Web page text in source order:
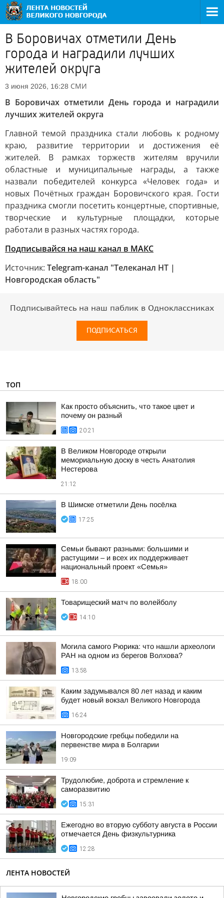
В Боровичах отметили День
города и наградили лучших
жителей округа
3 июня 2026, 16:28 СМИ
В Боровичах отметили День города и наградили
лучших жителей округа
Главной темой праздника стали любовь к родному
краю, развитие территории и достижения её
жителей. В рамках торжеств жителям вручили
областные и муниципальные награды, а также
назвали победителей конкурса «Человек года» и
новых Почётных граждан Боровичского края. Гости
праздника смогли посетить концертные, спортивные,
творческие и культурные площадки, которые
работали в разных частях города.
Подписывайся на наш канал в МАКС
Источник: Telegram-канал "Телеканал НТ |
Новгородская область"
Подписывайтесь на наш паблик в Одноклассниках
ПОДПИСАТЬСЯ
ТОП
Как просто объяснить, что такое цвет и
почему он разный
20:21
В Великом Новгороде открыли
мемориальную доску в честь Анатолия
Нестерова
21:12
В Шимске отметили День посёлка
17:25
Семьи бывают разными: большими и
растущими – и всех их поддерживает
национальный проект «Семья»
18:00
Товарищеский матч по волейболу
14:10
Могила самого Рюрика: что нашли археологи
РАН на одном из берегов Волхова?
13:58
Каким задумывался 80 лет назад и каким
будет новый вокзал Великого Новгорода
16:24
Новгородские гребцы победили на
первенстве мира в Болгарии
19:09
Трудолюбие, доброта и стремление к
саморазвитию
15:31
Ежегодно во вторую субботу августа в России
отмечается День физкультурника
12:28
ЛЕНТА НОВОСТЕЙ